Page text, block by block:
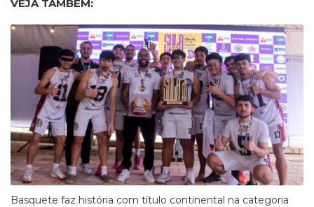
VEJA TAMBÉM:
Basquete faz história com título continental na categoria